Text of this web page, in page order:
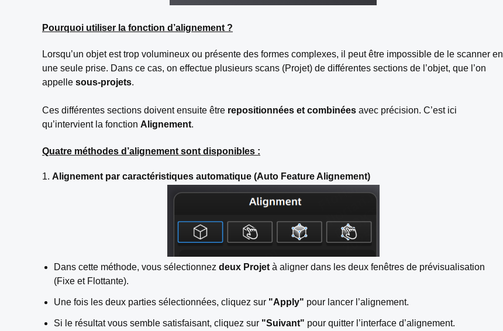
Pourquoi utiliser la fonction d’alignement ?
Lorsqu’un objet est trop volumineux ou présente des formes complexes, il peut être impossible de le scanner en
une seule prise. Dans ce cas, on effectue plusieurs scans (Projet) de différentes sections de l’objet, que l’on
appelle sous-projets.
Ces différentes sections doivent ensuite être repositionnées et combinées avec précision. C’est ici
qu’intervient la fonction Alignement.
Quatre méthodes d’alignement sont disponibles :
1. Alignement par caractéristiques automatique (Auto Feature Alignement)
Dans cette méthode, vous sélectionnez deux Projet à aligner dans les deux fenêtres de prévisualisation
(Fixe et Flottante).
Une fois les deux parties sélectionnées, cliquez sur "Apply" pour lancer l’alignement.
Si le résultat vous semble satisfaisant, cliquez sur "Suivant" pour quitter l’interface d’alignement.